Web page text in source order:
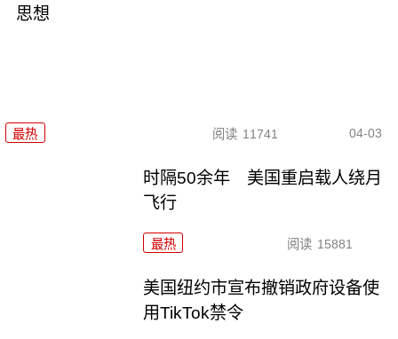
思想
最热 阅读 11741 04-03
时隔50余年 美国重启载人绕月
飞行
最热 阅读 15881
美国纽约市宣布撤销政府设备使
用TikTok禁令